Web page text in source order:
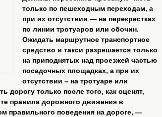
только по пешеходным переходам, а
при их отсутствии — на перекрестках
по линии тротуаров или обочин.
Ожидать маршрутное транспортное
средство и такси разрешается только
на приподнятых над проезжей частью
посадочных площадках, а при их
отсутствии – на тротуаре или
только после того, как оценят,
правила дорожного движения в
правильного поведения на дороге, —